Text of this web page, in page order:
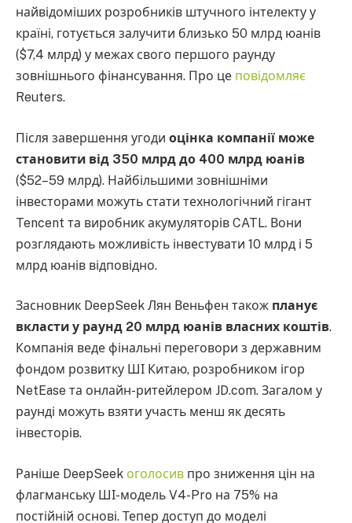
найвідоміших розробників штучного інтелекту у
країні, готується залучити близько 50 млрд юанів
($7,4 млрд) у межах свого першого раунду
зовнішнього фінансування. Про це повідомляє
Reuters.
Після завершення угоди оцінка компанії може
становити від 350 млрд до 400 млрд юанів
($52–59 млрд). Найбільшими зовнішніми
інвесторами можуть стати технологічний гігант
Tencent та виробник акумуляторів CATL. Вони
розглядають можливість інвестувати 10 млрд і 5
млрд юанів відповідно.
Засновник DeepSeek Лян Веньфен також планує
вкласти у раунд 20 млрд юанів власних коштів.
Компанія веде фінальні переговори з державним
фондом розвитку ШІ Китаю, розробником ігор
NetEase та онлайн-ритейлером JD.com. Загалом у
раунді можуть взяти участь менш як десять
інвесторів.
Раніше DeepSeek оголосив про зниження цін на
флагманську ШІ-модель V4-Pro на 75% на
постійній основі. Тепер доступ до моделі